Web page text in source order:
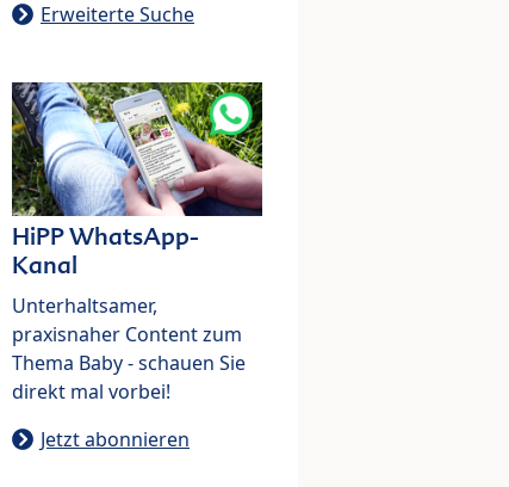
Erweiterte Suche
HiPP WhatsApp-
Kanal
Unterhaltsamer,
praxisnaher Content zum
Thema Baby - schauen Sie
direkt mal vorbei!
Jetzt abonnieren